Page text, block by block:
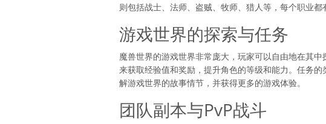
则包括战士、法师、盗贼、牧师、猎人等，每个职业
游戏世界的探索与任务
魔兽世界的游戏世界非常庞大，玩家可以自由地在其
来获取经验值和奖励，提升角色的等级和能力。任务
解游戏世界的故事情节，并获得更多的游戏体验。
团队副本与PvP战斗